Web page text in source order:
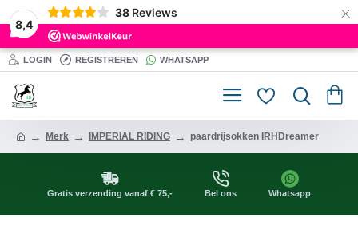
8,4
38 Reviews ×
LOGIN REGISTREREN WHATSAPP
Merk IMPERIAL RIDING paardrijsokken IRHDreamer
Gratis verzending vanaf € 75,- Bel ons Whatsapp